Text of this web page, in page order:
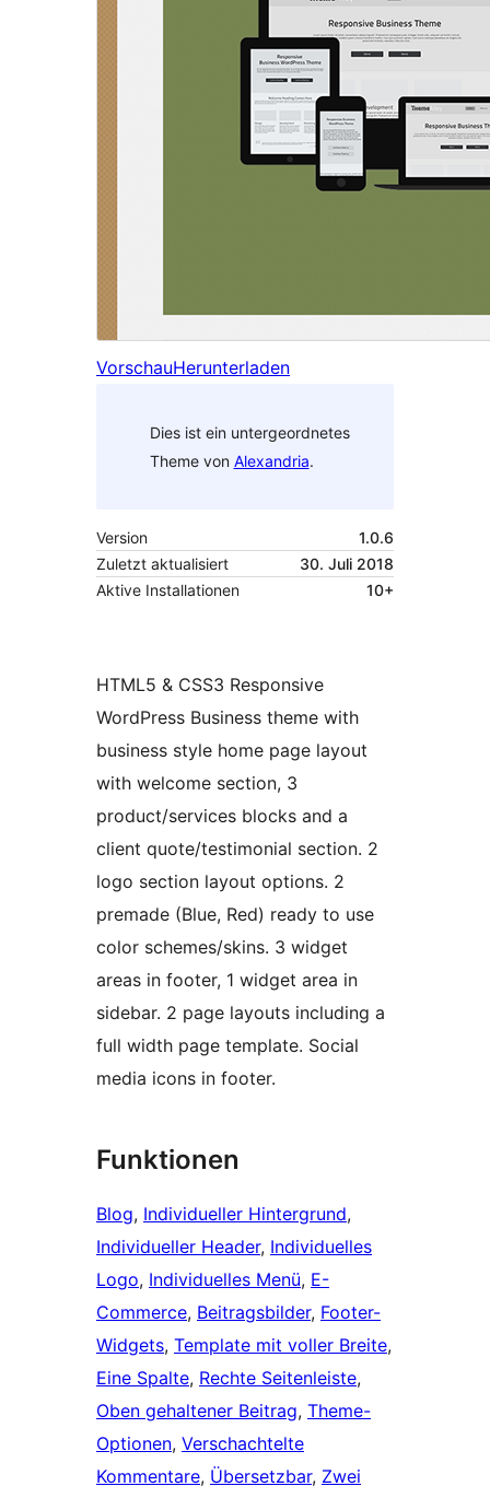
VorschauHerunterladen
Dies ist ein untergeordnetes
Theme von Alexandria.
Version
1.0.6
Zuletzt aktualisiert
30. Juli 2018
Aktive Installationen
10+
HTML5 & CSS3 Responsive
WordPress Business theme with
business style home page layout
with welcome section, 3
product/services blocks and a
client quote/testimonial section. 2
logo section layout options. 2
premade (Blue, Red) ready to use
color schemes/skins. 3 widget
areas in footer, 1 widget area in
sidebar. 2 page layouts including a
full width page template. Social
media icons in footer.
Funktionen
Blog, Individueller Hintergrund
Individueller Header, Individuelles
Logo, Individuelles Menü, E-
Commerce, Beitragsbilder, Footer-
Widgets, Template mit voller Breite
Eine Spalte, Rechte Seitenleiste
Oben gehaltener Beitrag, Theme-
Optionen, Verschachtelte
Kommentare, Übersetzbar, Zwei